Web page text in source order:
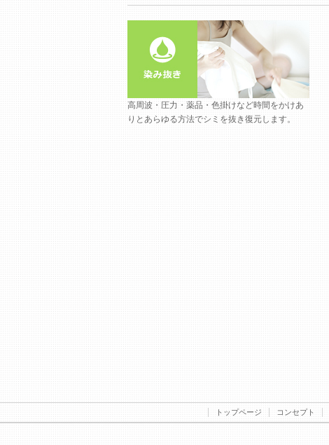
高周波・圧力・薬品・色掛けなど時間をかけあ
りとあらゆる方法でシミを抜き復元します。
トップページ コンセプト